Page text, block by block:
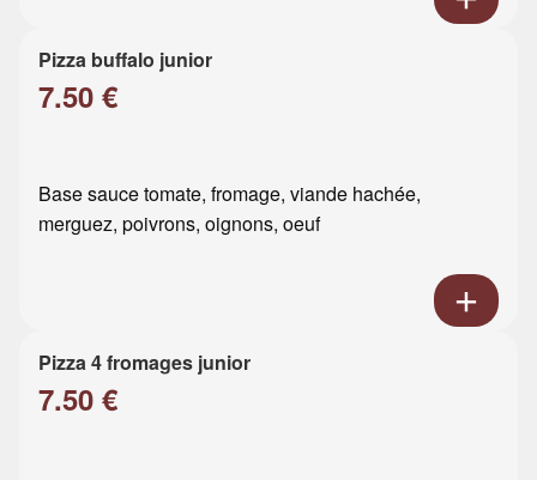
Pizza buffalo junior
7.50 €
Base sauce tomate, fromage, viande hachée,
merguez, poivrons, oignons, oeuf
Pizza 4 fromages junior
7.50 €